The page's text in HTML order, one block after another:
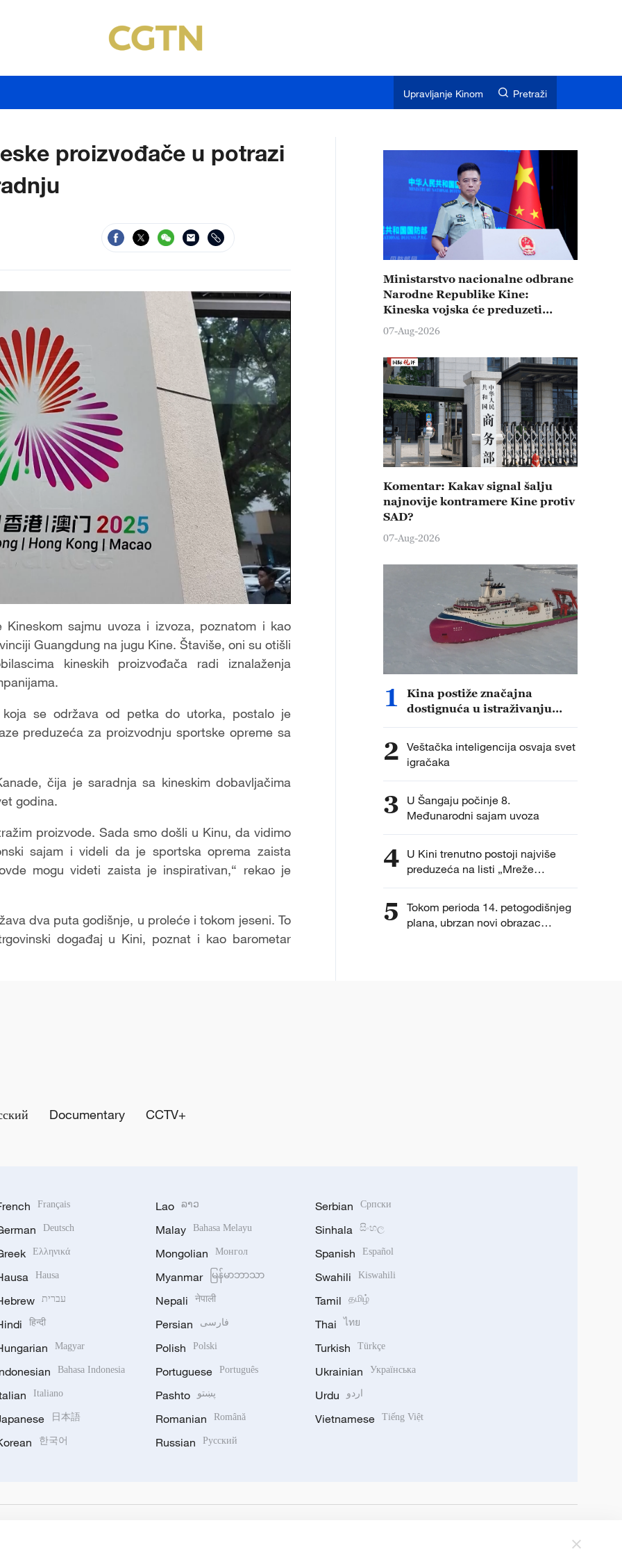
Upravljanje Kinom Pretraži
proizvođače u potrazi
sajmu uvoza i izvoza, poznatom i kao
Guangdung na jugu Kine. Štaviše, oni su otišli
kineskih proizvođača radi iznalaženja
se održava od petka do utorka, postalo je
preduzeća za proizvodnju sportske opreme sa
čija je saradnja sa kineskim dobavljačima
godina.
proizvode. Sada smo došli u Kinu, da vidimo
sajam i videli da je sportska oprema zaista
mogu videti zaista je inspirativan,“ rekao je
dva puta godišnje, u proleće i tokom jeseni. To
događaj u Kini, poznat i kao barometar
Ministarstvo nacionalne odbrane
Narodne Republike Kine:
Kineska vojska će preduzeti
čvrste kontramere protiv svih
provokativnih pokušaja
izazivanja nemira
07-Aug-2026
Komentar: Kakav signal šalju
najnovije kontramere Kine protiv
SAD?
07-Aug-2026
1
Kina postiže značajna
dostignuća u istraživanju
2 Veštačka inteligencija osvaja svet
igračaka
3
U Šangaju počinje 8.
Međunarodni sajam uvoza
4 U Kini trenutno postoji najviše
preduzeća na listi „Mreže
svetionika“
5
Tokom perioda 14. petogodišnjeg
plana, ubrzan novi obrazac
Documentary CCTV+
Français
Deutsch
Ελληνικά
Hausa
עברית
हिन्दी
Magyar
Bahasa Indonesia
Italiano
日本語
한국어
Lao ລາວ
Malay Bahasa Melayu
Mongolian Монгол
Myanmar မြန်မာဘာသာ
Nepali नेपाली
Persian فارسی
Polish Polski
Portuguese Português
Pashto پښتو
Romanian Română
Russian Русский
Serbian Српски
Sinhala සිංහල
Spanish Español
Swahili Kiswahili
Tamil தமிழ்
Thai ไทย
Turkish Türkçe
Ukrainian Українська
Urdu اردو
Vietnamese Tiếng Việt